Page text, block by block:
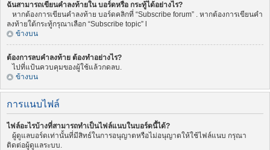
ฉันสามารถเขียนคำลงท้ายใน บอร์ดหรือ กระทู้ได้อย่างไร?
หากต้องการเขียนคำลงท้าย บอร์ดคลิกที่ “Subscribe forum” . หากต้องการเขียนคำ
ลงท้ายใต้กระทู้กรุณาเลือก “Subscribe topic” l
ข้างบน
ต้องการลบคำลงท้าย ต้องทำอย่างไร?
ไปที่แป้นควบคุมของผู้ใช้แล้วกดลบ.
ข้างบน
การแนบไฟล์
ไฟล์อะไรบ้างที่สามารถทำเป็นไฟล์แนบในบอร์ดนี้ได้?
ผู้ดูแลบอร์ดเท่านั้นที่มีสิทธ์ในการอนุญาตหรือไม่อนุญาตให้ใช้ไฟล์แนบ กรุณา
ติดต่อผู้ดูแลระบบ.